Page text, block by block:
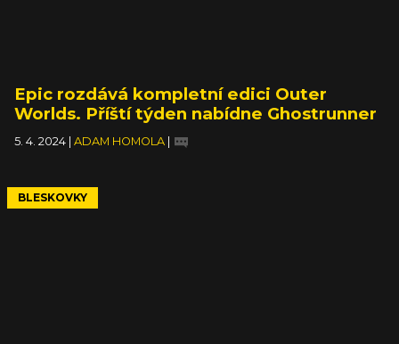
Epic rozdává kompletní edici Outer
Worlds. Příští týden nabídne Ghostrunner
5. 4. 2024 ADAM HOMOLA
BLESKOVKY